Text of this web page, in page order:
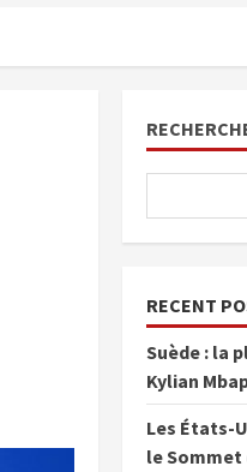
RECENT
Suède : la
Kylian
Les États-
le